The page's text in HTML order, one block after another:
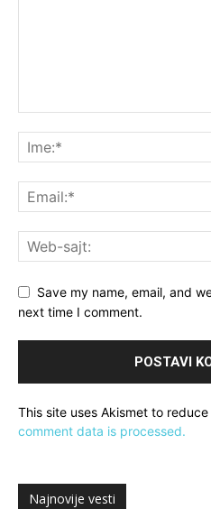
Save my name, email, and
next time I comment.
This site uses Akismet to reduce
comment data is processed.
Najnovije vesti